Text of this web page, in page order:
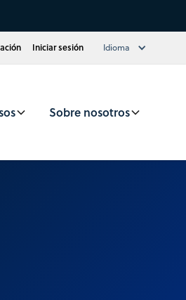
Iniciar sesión Idioma
Sobre nosotros